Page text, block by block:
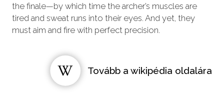
the finale—by which time the archer’s muscles are
tired and sweat runs into their eyes. And yet, they
must aim and fire with perfect precision.
Tovább a wikipédia oldalára